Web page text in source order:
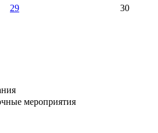
29 30
мероприятия